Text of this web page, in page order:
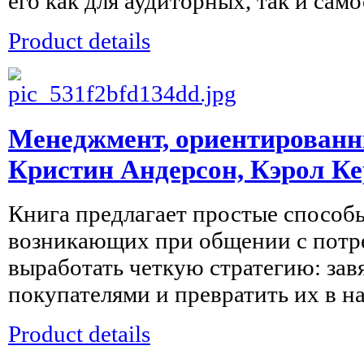
Product details
Менеджмент,
Кристин Андерсон, Кэрол
Книга предлагает простые
возникающих при общении с
выработать четкую стратегию:
покупателями и превратить их в
Product details